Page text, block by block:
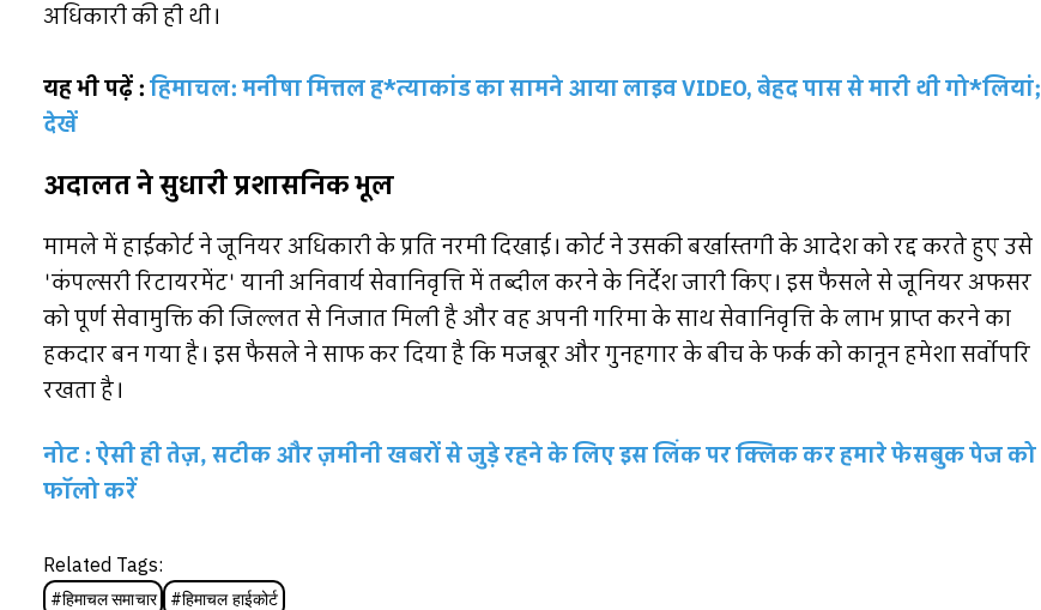
अधिकारी की ही थी।
यह भी पढ़ें :हिमाचल: मनीषा मित्तल ह*त्याकांड का सामने आया लाइव VIDEO, बेहद पास से मारी थी गो*लियां;
देखें
अदालत ने सुधारी प्रशासनिक भूल
मामले में हाईकोर्ट ने जूनियर अधिकारी के प्रति नरमी दिखाई। कोर्ट ने उसकी बर्खास्तगी के आदेश को रद्द करते हुए उसे
'कंपल्सरी रिटायरमेंट' यानी अनिवार्य सेवानिवृत्ति में तब्दील करने के निर्देश जारी किए। इस फैसले से जूनियर अफसर
को पूर्ण सेवामुक्ति की जिल्लत से निजात मिली है और वह अपनी गरिमा के साथ सेवानिवृत्ति के लाभ प्राप्त करने का
हकदार बन गया है। इस फैसले ने साफ कर दिया है कि मजबूर और गुनहगार के बीच के फर्क को कानून हमेशा सर्वोपरि
रखता है।
नोट : ऐसी ही तेज़, सटीक और ज़मीनी खबरों से जुड़े रहने के लिए इस लिंक पर क्लिक कर हमारे फेसबुक पेज को
फॉलो करें
Related Tags:
#हिमाचल समाचार #हिमाचल हाईकोर्ट